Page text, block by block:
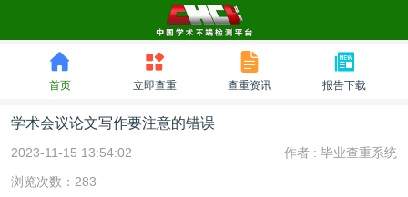
首页 立即查重 查重资讯 报告下载
学术会议论文写作要注意的错误
2023-11-15 13:54:02 作者 : 毕业查重系统
浏览次数：283